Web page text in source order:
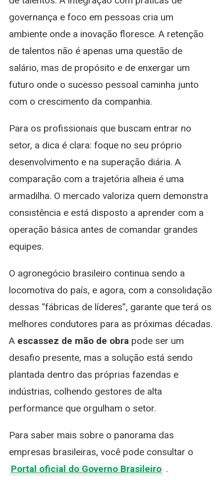
governança e foco em pessoas cria um
ambiente onde a inovação floresce. A retenção
de talentos não é apenas uma questão de
salário, mas de propósito e de enxergar um
futuro onde o sucesso pessoal caminha junto
com o crescimento da companhia.
Para os profissionais que buscam entrar no
setor, a dica é clara: foque no seu próprio
desenvolvimento e na superação diária. A
comparação com a trajetória alheia é uma
armadilha. O mercado valoriza quem demonstra
consistência e está disposto a aprender com a
operação básica antes de comandar grandes
equipes.
O agronegócio brasileiro continua sendo a
locomotiva do país, e agora, com a consolidação
dessas “fábricas de líderes”, garante que terá os
melhores condutores para as próximas décadas.
A escassez de mão de obrapode ser um
desafio presente, mas a solução está sendo
plantada dentro das próprias fazendas e
indústrias, colhendo gestores de alta
performance que orgulham o setor.
Para saber mais sobre o panorama das
empresas brasileiras, você pode consultar o
Portal oficial do Governo Brasileiro .